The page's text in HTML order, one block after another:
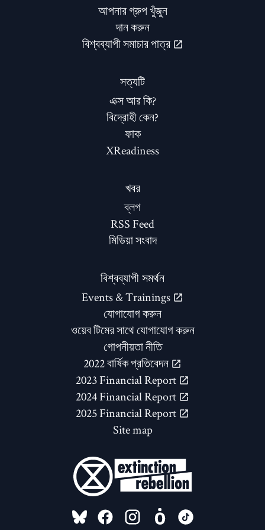
আপনার গ্রুপ খুঁজুন
দান করুন
বিশ্বব্যাপী সমাচার পাত্র
সত্যটি
এক্স আর কি?
বিদ্রোহী কেন?
ফাক
XReadiness
খবর
ব্লগ
RSS Feed
মিডিয়া সংবাদ
বিশ্বব্যাপী সমর্থন
Events & Trainings
যোগাযোগ করুন
ওয়েব টিমের সাথে যোগাযোগ করুন
গোপনীয়তা নীতি
2022 বার্ষিক প্রতিবেদন
2023 Financial Report
2024 Financial Report
2025 Financial Report
Site map
FOLLOW US ON